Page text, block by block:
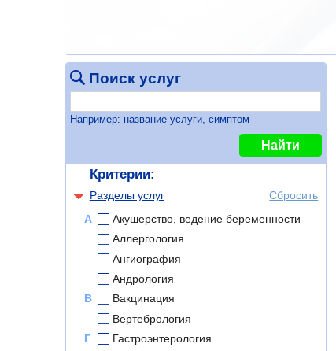
Поиск услуг
Например: название услуги, симптом
Найти
Критерии:
Разделы услуг
Сбросить
А
Акушерство, ведение беременности
Аллергология
Ангиография
Андрология
В
Вакцинация
Вертебрология
Г
Гастроэнтерология